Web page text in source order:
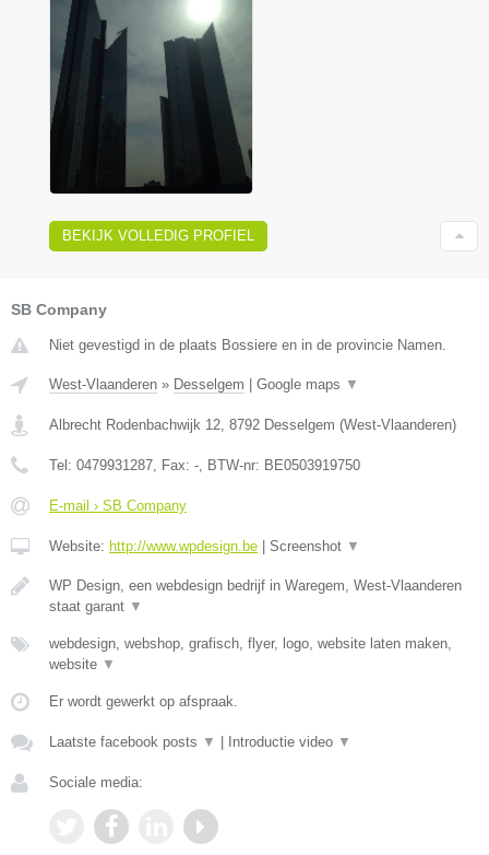
BEKIJK VOLLEDIG PROFIEL
SB Company
Niet gevestigd in de plaats Bossiere en in de provincie Namen.
West-Vlaanderen » Desselgem | Google maps ▼
Albrecht Rodenbachwijk 12 8792 Desselgem (West-Vlaanderen)
Tel: 0479931287 , Fax: - , BTW-nr: BE0503919750
E-mail › SB Company
Website: http://www.wpdesign.be | Screenshot ▼
WP Design, een webdesign bedrijf in Waregem, West-Vlaanderen
staat garant ▼
webdesign, webshop, grafisch, flyer, logo, website laten maken,
website ▼
Er wordt gewerkt op afspraak.
Laatste facebook posts ▼ | Introductie video ▼
Sociale media: